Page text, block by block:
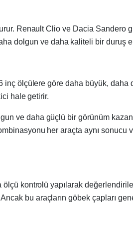
Renault Clio ve Dacia Sandero
dolgun ve daha kaliteli bir duruş
ölçülere göre daha büyük,
hale getirir.
ve daha güçlü bir görünüm
her araçta aynı sonucu
ölçü kontrolü yapılarak
bu araçların göbek çapları